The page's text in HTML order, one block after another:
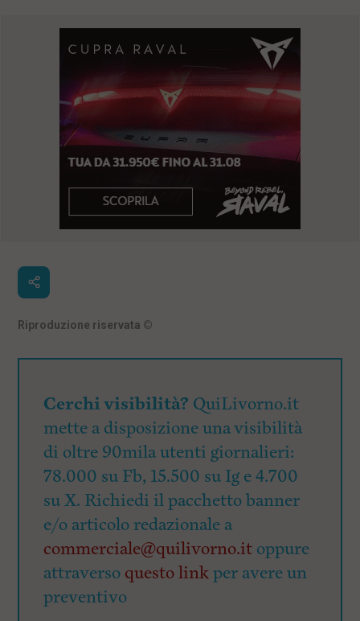
Riproduzione riservata ©
Cerchi visibilità? QuiLivorno.it
mette a disposizione una visibilità
di oltre 90mila utenti giornalieri:
78.000 su Fb, 15.500 su Ig e 4.700
su X. Richiedi il pacchetto banner
e/o articolo redazionale a
commerciale@quilivorno.it oppure
attraverso questo linkper avere un
preventivo